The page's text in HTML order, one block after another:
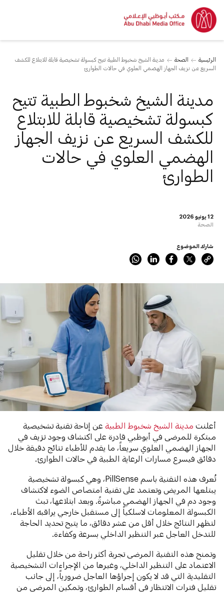
الرئيسية الصحة
مدينة الشيخ شخبوط الطبية تتيح كبسولة تشخيصية قابلة للابتلاع للكشف
السريع عن نزيف الجهاز الهضمي العلوي في حالات الطوارئ
12 يونيو 2026
الصحة
مدينة الشيخ شخبوط الطبية تتيح
كبسولة تشخيصية قابلة للابتلاع
للكشف السريع عن نزيف الجهاز
الهضمي العلوي في حالات
الطوارئ
شارك الموضوع
أعلنتمدينة الشيخ شخبوط الطبيةعن إتاحة تقنية تشخيصية
مبتكرة للمرضى في أبوظبي قادرة على اكتشاف وجود نزيف في
الجهاز الهضمي العلوي سريعاً، ما يقدم للأطباء نتائج دقيقة خلال
دقائق فيسرع مسارات الرعاية الطبية في حالات الطوارئ.
تُعرف هذه التقنية باسم PillSense، وهي كبسولة تشخيصية
يبتلعها المريض وتعتمد على تقنية امتصاص الضوء لاكتشاف
وجود دم في الجهاز الهضمي مباشرةً. وبعد ابتلاعها، تبث
الكبسولة المعلومات لاسلكياً إلى مستقبل خارجي يراقبه الأطباء،
لتظهر النتائج خلال أقل من عشر دقائق، ما يتيح تحديد الحاجة
للتدخل العاجل عبر التنظير الداخلي بسرعة وكفاءة.
وتمنح هذه التقنية المرضى تجربة أكثر راحة من خلال تقليل
الاعتماد على التنظير الداخلي، وغيرها من الإجراءات التشخيصية
التقليدية التي قد لا يكون إجراؤها العاجل ضرورياً، إلى جانب
تقليل فترات الانتظار في أقسام الطوارئ، وتمكين المرضى من